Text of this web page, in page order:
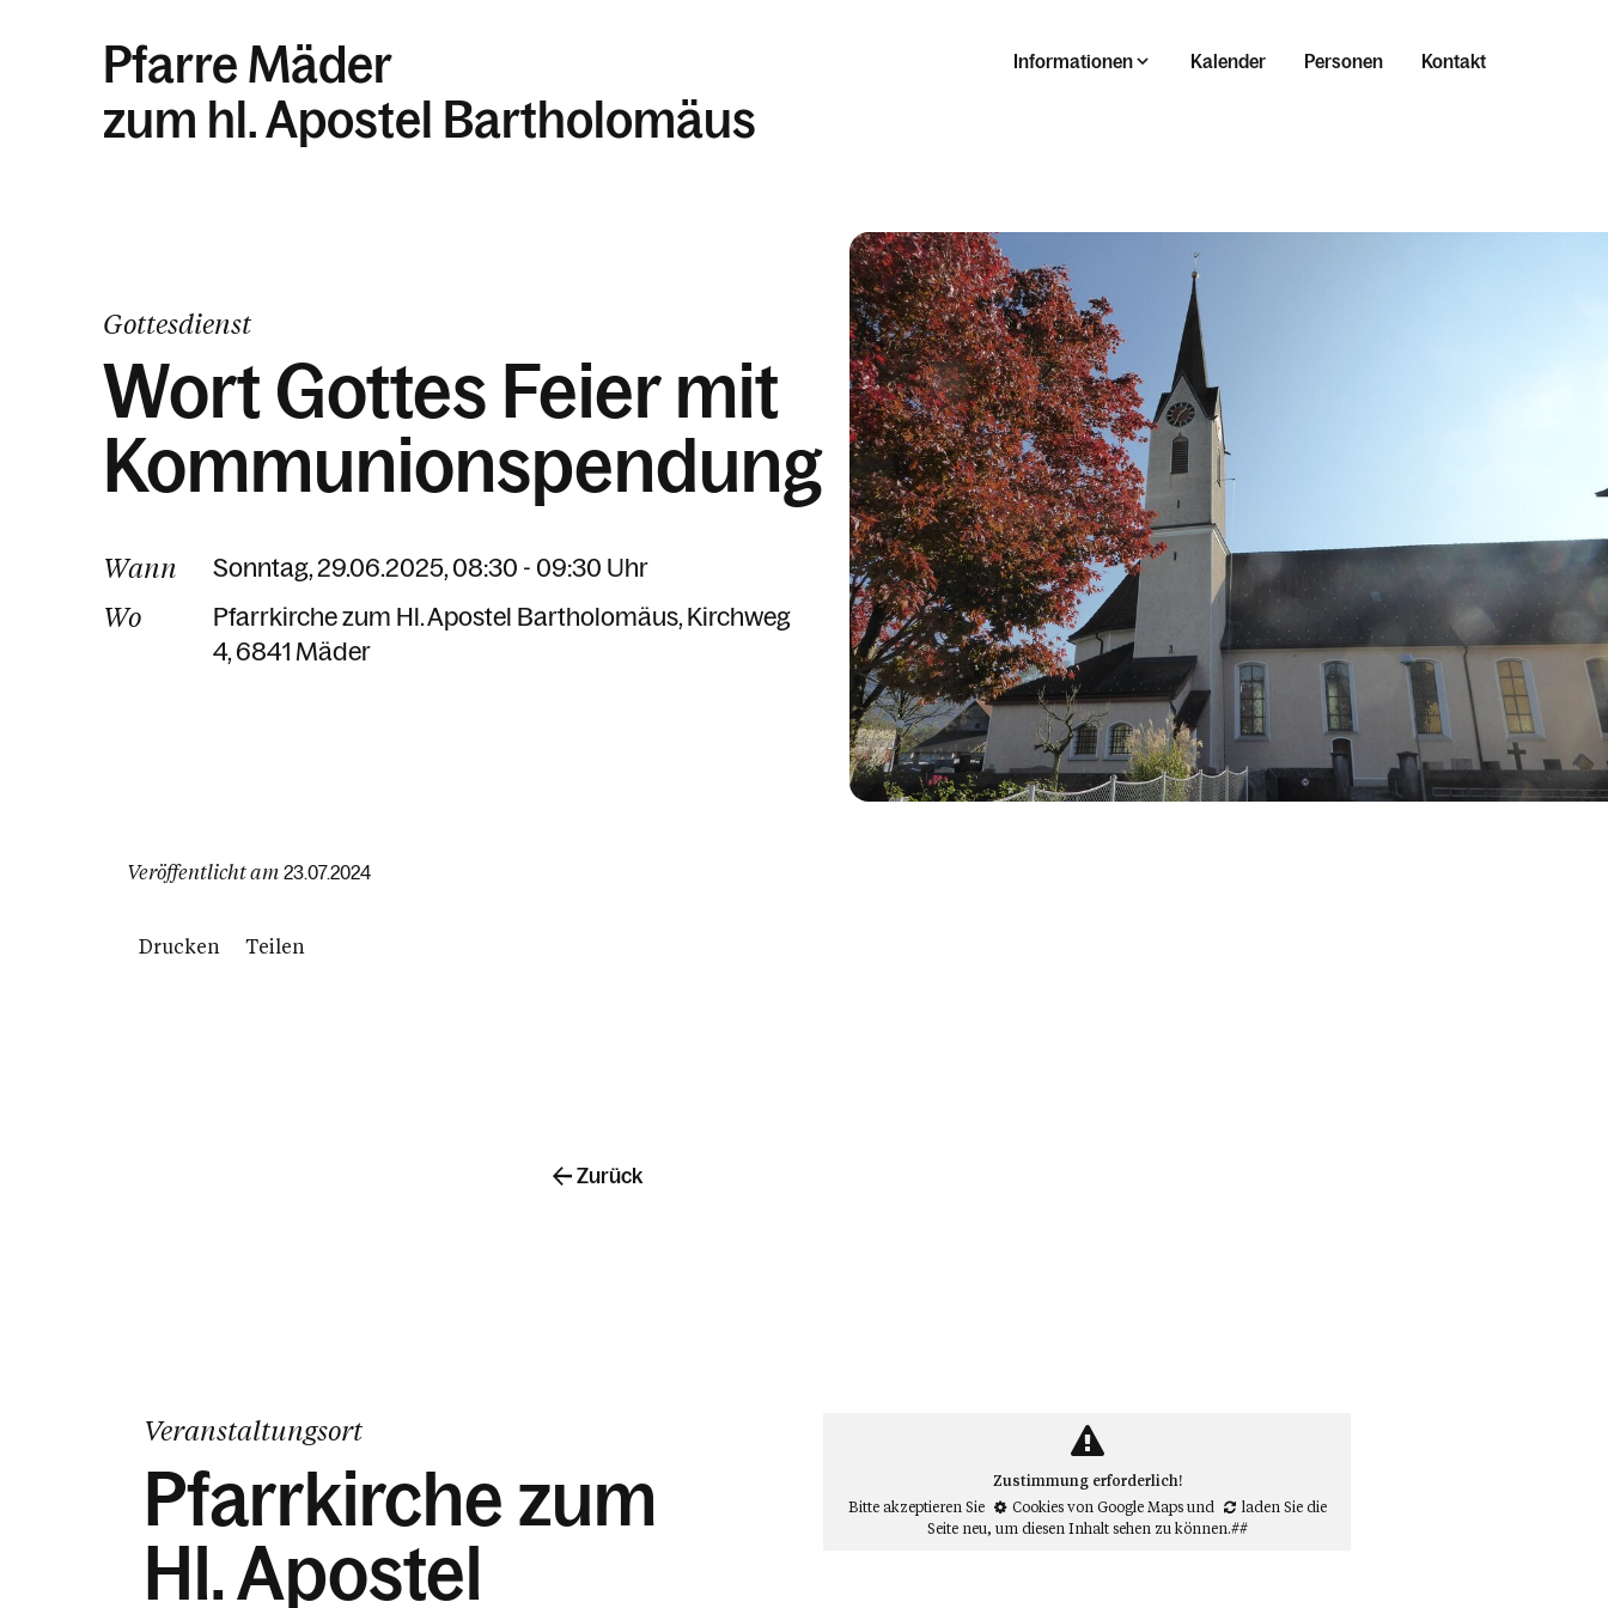
Pfarre Mäder
zum hl. Apostel Bartholomäus
Informationen Kalender Personen Kontakt
Gottesdienst
Wort Gottes Feier mit
Kommunionspendung
Wann Sonntag, 29.06.2025, 08:30 - 09:30 Uhr
Wo Pfarrkirche zum Hl. Apostel Bartholomäus Kirchweg
4 6841 Mäder
Veröffentlicht am 23.07.2024
Drucken Teilen
Zurück
Veranstaltungsort
Pfarrkirche zum
Hl. Apostel
Zustimmung erforderlich!
Bitte akzeptieren Sie
Cookies von Google Mapsund
laden Sie die
Seite neu, um diesen Inhalt sehen zu können.##